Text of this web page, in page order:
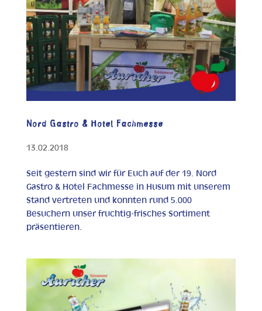
Nord Gastro & Hotel Fachmesse
13.02.2018
Seit gestern sind wir für Euch auf der 19. Nord
Gastro & Hotel Fachmesse in Husum mit unserem
Stand vertreten und konnten rund 5.000
Besuchern unser fruchtig-frisches Sortiment
präsentieren.